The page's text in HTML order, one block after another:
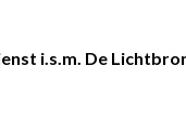
i.s.m. De